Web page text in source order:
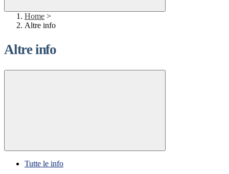
Home >
Altre info
Altre info
Tutte le info